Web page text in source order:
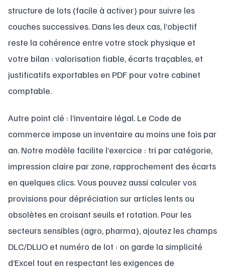
structure de lots (facile à activer) pour suivre les
couches successives. Dans les deux cas, l’objectif
reste la cohérence entre votre stock physique et
votre bilan : valorisation fiable, écarts traçables, et
justificatifs exportables en PDF pour votre cabinet
comptable.
Autre point clé : l’inventaire légal. Le Code de
commerce impose un inventaire au moins une fois par
an. Notre modèle facilite l’exercice : tri par catégorie,
impression claire par zone, rapprochement des écarts
en quelques clics. Vous pouvez aussi calculer vos
provisions pour dépréciation sur articles lents ou
obsolètes en croisant seuils et rotation. Pour les
secteurs sensibles (agro, pharma), ajoutez les champs
DLC/DLUO et numéro de lot : on garde la simplicité
d’Excel tout en respectant les exigences de